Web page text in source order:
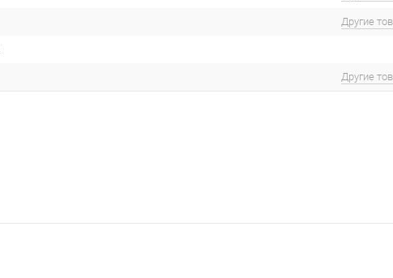
Другие
Другие